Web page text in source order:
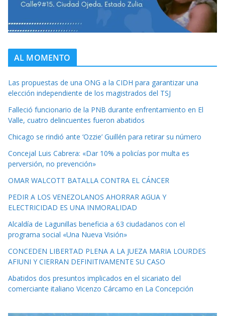
AL MOMENTO
Las propuestas de una ONG a la CIDH para garantizar una
elección independiente de los magistrados del TSJ
Falleció funcionario de la PNB durante enfrentamiento en El
Valle, cuatro delincuentes fueron abatidos
Chicago se rindió ante ‘Ozzie’ Guillén para retirar su número
Concejal Luis Cabrera: «Dar 10% a policías por multa es
perversión, no prevención»
OMAR WALCOTT BATALLA CONTRA EL CÁNCER
PEDIR A LOS VENEZOLANOS AHORRAR AGUA Y
ELECTRICIDAD ES UNA INMORALIDAD
Alcaldía de Lagunillas beneficia a 63 ciudadanos con el
programa social «Una Nueva Visión»
CONCEDEN LIBERTAD PLENA A LA JUEZA MARIA LOURDES
AFIUNI Y CIERRAN DEFINITIVAMENTE SU CASO
Abatidos dos presuntos implicados en el sicariato del
comerciante italiano Vicenzo Cárcamo en La Concepción